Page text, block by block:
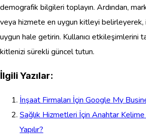
demografik bilgileri toplayın. Ardından,
veya hizmete en uygun kitleyi
uygun hale getirin. Kullanıcı etkileşimlerini
kitlenizi sürekli güncel tutun.
İlgili Yazılar:
İnşaat Firmaları İçin Google My
Sağlık Hizmetleri İçin Anahtar Kelime
Yapılır?